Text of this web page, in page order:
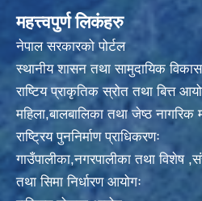
महत्त्वपुर्ण लिकंहरु
नेपाल सरकारको पोर्टल
स्थानीय शासन तथा सामुदायिक
राष्टिय प्राकृतिक स्रोत तथा बित्त
महिला,बालबालिका तथा जेष्ठ नागरिक
राष्ट्रिय पुननिर्माण प्राधिकरणः
गाउँपालीका,नगरपालीका तथा विशेष
तथा सिमा निर्धारण आयोगः